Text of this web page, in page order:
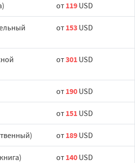
от 119 USD
от 153 USD
от301 USD
от 190 USD
от 151 USD
от 189 USD
от 140 USD